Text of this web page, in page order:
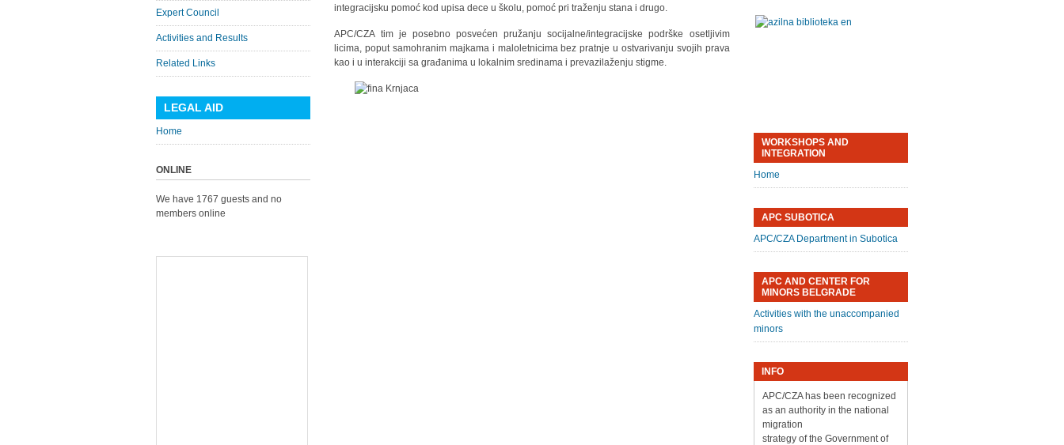
integracijsku pomoć kod upisa dece u školu, pomoć pri traženju stana i drugo.
APC/CZA tim je posebno posvećen pružanju socijalne/integracijske podrške osetljivim
licima, poput samohranim majkama i maloletnicima bez pratnje u ostvarivanju svojih prava
kao i u interakciji sa građanima u lokalnim sredinama i prevazilaženju stigme.
Expert Council
Activities and Results
Related Links
LEGAL AID
Home
ONLINE
We have 1767 guests and no
members online
WORKSHOPS AND
INTEGRATION
Home
APC SUBOTICA
APC/CZA Department in Subotica
APC AND CENTER FOR
MINORS BELGRADE
Activities with the unaccompanied
minors
INFO
APC/CZA has been recognized
as an authority in the national
migration
strategy of the Government of